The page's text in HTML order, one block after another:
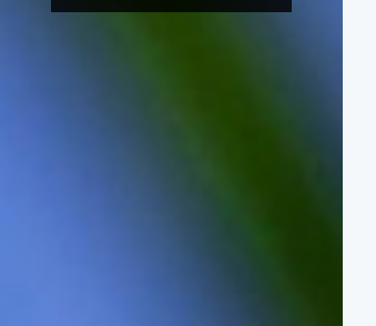
邁入秋涼的先聲，表示酷熱難